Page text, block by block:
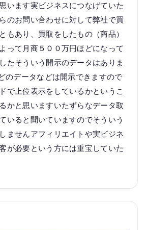
います実ビジネスにつなげていた
のお問い合わせに対して弊社で買
もあり、買取をしたもの（商品）
って月商５００万円ほどになって
たそういう開示のデータはありま
のデータなどは開示できますので
で上位表示をしているかというこ
かと思いますいたずらなデータ取
いると聞いていますのでそういう
ませんアフィリエイトや実ビジネ
が必要という方には重宝していた